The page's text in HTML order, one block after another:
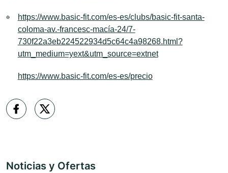
https://www.basic-fit.com/es-es/clubs/basic-fit-santa-
coloma-av.-francesc-macía-24/7-
730f22a3eb224522934d5c64c4a98268.html?
utm_medium=yext&utm_source=extnet
https://www.basic-fit.com/es-es/precio
Noticias y Ofertas